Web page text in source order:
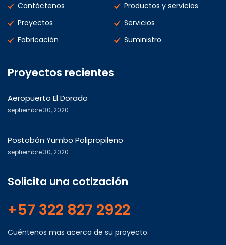
Contáctenos
Productos y servicios
Proyectos
Servicios
Fabricación
Suministro
Proyectos recientes
Aeropuerto El Dorado
septiembre 30, 2020
Postobón Yumbo Polipropileno
septiembre 30, 2020
Solicita una cotización
+57 322 827 2922
Cuéntenos mas acerca de su proyecto.